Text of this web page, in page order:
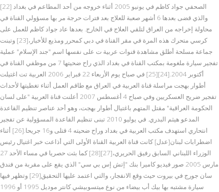
الصحفي جواد كاظم في يونيو 2005 أثناء خروجه من أحد المطاعم في بغداد [22]
والذي قضى بعدها 6 أشهر صعبة للعلاج بعد فترات حرجة مر بها مسؤولي القناة في
محاولة إخراجه من العراق لتلقي العلاج في الخارج. بعدها عاد جواد كاظم للعمل على
كرسي متحرك هذه المرة في مقر القناة في دبي كمحرر ومذيع للأخبار،[23] وتبنت
جماعة مسلحة أطلق مشاهدة قنوات عربية ت على نفسها اسم "جند الإسلام" عملية
تفجير سيارة ملغومة بمكتب القناة في بغداد الذي راح ضحيتها 7 من موظفي القناة في
أكتوبر 2004.[24][25] في صباح يوم الأربعاء 22 فبراير 2006 العربية تت اغتيلت
أطوار بهجت مراسلة قناة العربية في العراق مع طاقم العمل أثناء تغطيتها لأحداث
تفجير ضريح العسكريين وفي صباح 4 أغسطس 2007 أعلنت قناة العربية "على لسان
الحكومة العراقية" مقتل المتهم باغتيال أطوار بهجت، وهو أحد عناصر تنظيم القاعدة
المدعو هيثم البدري. في يوليو 2010 تبنى تنظيم القاعدة المسؤولية عن تفجير
انتحاري استهدف مكتب العربية في بغداد وراح ضحيته 4 قتلى و16 جريحا.[26] أثناء
اضطرابات لبنان[عدل] كانت قناة العربية القناة الأولى التي أذاعت خبر اغتيال رئيس
الوزراء اللبناني السابق رفيق الحريري،[27][28] كما بثت حصريا في مساء الأحد 27
مارس 2005 صور فيديو كاميرا بنك "إتش إس بي سي" الذي يقع على مقربة من فندق
سان جورج في بيروت حيث وقع الانفجار، والتي اعتمد عليها التحقيق[29] وتظهر فيها
سيارة مشتبه بها بيك أب بيضاء من نوع ميتسوبيشي كانتر موديل 1995 أو 1996